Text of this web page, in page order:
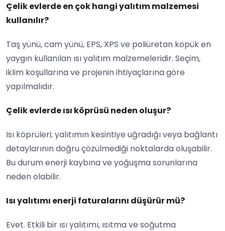
Çelik evlerde en çok hangi yalıtım malzemesi
kullanılır?
Taş yünü, cam yünü, EPS, XPS ve poliüretan köpük en
yaygın kullanılan ısı yalıtım malzemeleridir. Seçim,
iklim koşullarına ve projenin ihtiyaçlarına göre
yapılmalıdır.
Çelik evlerde ısı köprüsü neden oluşur?
Isı köprüleri; yalıtımın kesintiye uğradığı veya bağlantı
detaylarının doğru çözülmediği noktalarda oluşabilir.
Bu durum enerji kaybına ve yoğuşma sorunlarına
neden olabilir.
Isı yalıtımı enerji faturalarını düşürür mü?
Evet. Etkili bir ısı yalıtımı, ısıtma ve soğutma